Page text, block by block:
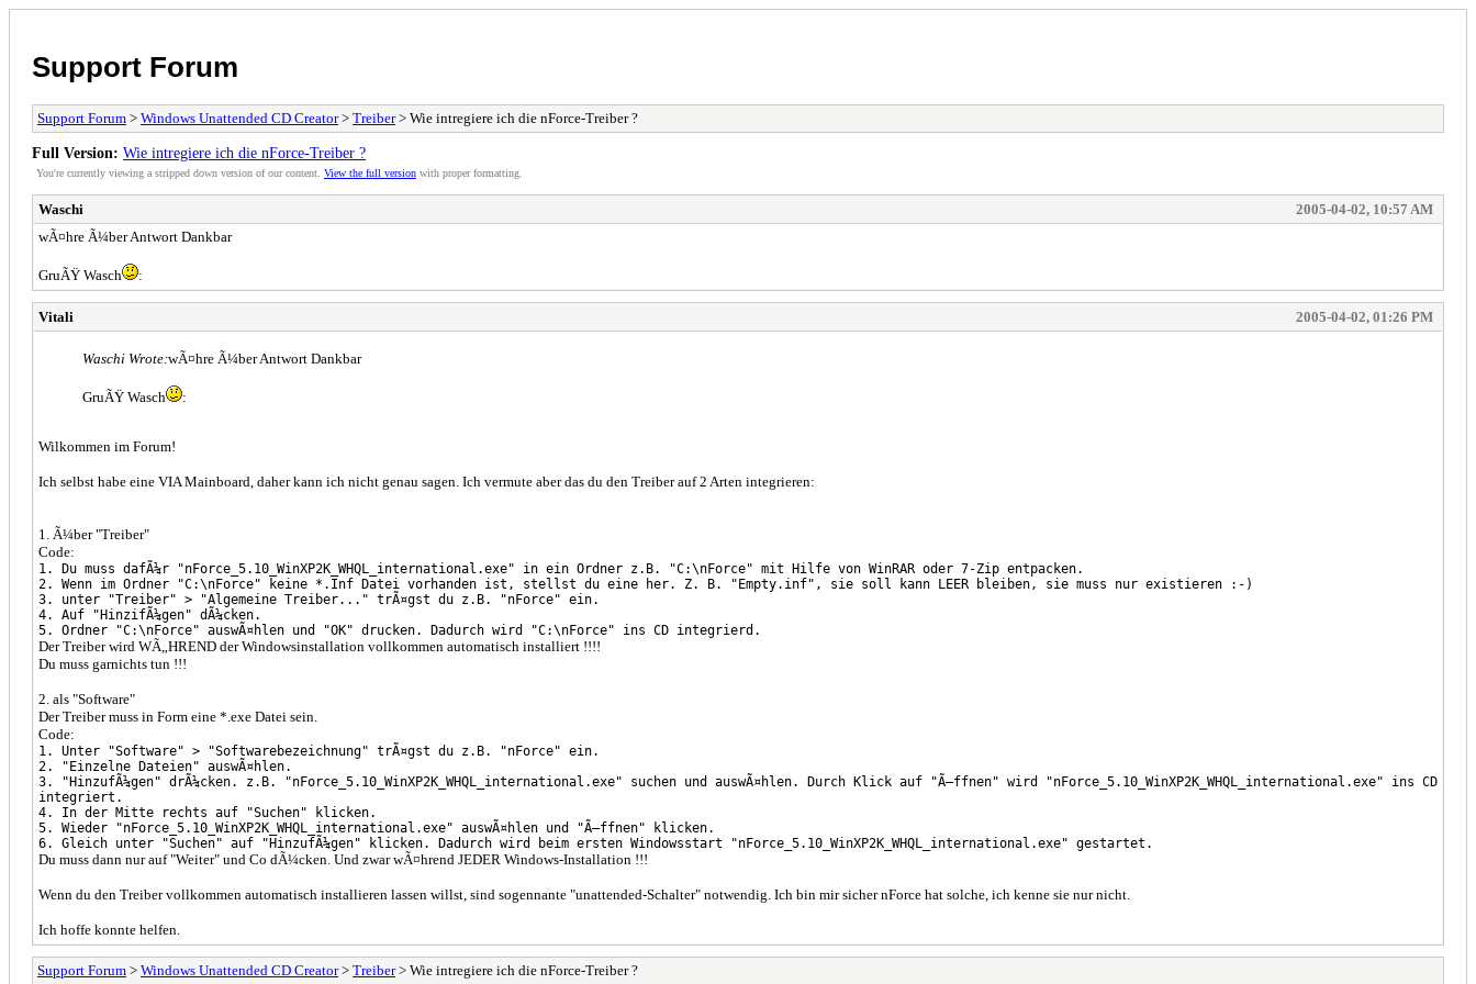
Support Forum
Support Forum > Windows Unattended CD Creator> Treiber> Wie intregiere ich die nForce-Treiber ?
Full Version: Wie intregiere ich die nForce-Treiber ?
You're currently viewing a stripped down version of our content. View the full version with proper formatting.
Waschi
2005-04-02, 10:57 AM
wÃ¤hre Ã¼ber Antwort Dankbar
GruÃŸ Wasch :
Vitali 2005-04-02, 01:26 PM
Waschi Wrote:wÃ¤hre Ã¼ber Antwort Dankbar
GruÃŸ Wasch :
Wilkommen im Forum!
Ich selbst habe eine VIA Mainboard, daher kann ich nicht genau sagen. Ich vermute aber das du den Treiber auf 2 Arten integrieren:
1. Ã¼ber "Treiber"
Code:
1. Du muss dafÃ¼r "nForce_5.10_WinXP2K_WHQL_international.exe" in ein Ordner z.B. "C:\nForce" mit Hilfe von WinRAR oder 7-Zip entpacken.
2. Wenn im Ordner "C:\nForce" keine *.Inf Datei vorhanden ist, stellst du eine her. Z. B. "Empty.inf", sie soll kann LEER bleiben, sie muss nur existieren :-)
3. unter "Treiber" > "Algemeine Treiber..." trÃ¤gst du z.B. "nForce" ein.
4. Auf "HinzifÃ¼gen" dÃ¼cken.
5. Ordner "C:\nForce" auswÃ¤hlen und "OK" drucken. Dadurch wird "C:\nForce" ins CD integrierd.
Der Treiber wird WÃ„HREND der Windowsinstallation vollkommen automatisch installiert !!!!
Du muss garnichts tun !!!
2. als "Software"
Der Treiber muss in Form eine *.exe Datei sein.
Code:
1. Unter "Software" > "Softwarebezeichnung" trÃ¤gst du z.B. "nForce" ein.
2. "Einzelne Dateien" auswÃ¤hlen.
3. "HinzufÃ¼gen" drÃ¼cken. z.B. "nForce_5.10_WinXP2K_WHQL_international.exe" suchen und auswÃ¤hlen. Durch Klick auf "Ã–ffnen" wird "nForce_5.10_WinXP2K_WHQL_international.exe" ins CD
integriert.
4. In der Mitte rechts auf "Suchen" klicken.
5. Wieder "nForce_5.10_WinXP2K_WHQL_international.exe" auswÃ¤hlen und "Ã–ffnen" klicken.
6. Gleich unter "Suchen" auf "HinzufÃ¼gen" klicken. Dadurch wird beim ersten Windowsstart "nForce_5.10_WinXP2K_WHQL_international.exe" gestartet.
Du muss dann nur auf "Weiter" und Co dÃ¼cken. Und zwar wÃ¤hrend JEDER Windows-Installation !!!
Wenn du den Treiber vollkommen automatisch installieren lassen willst, sind sogennante "unattended-Schalter" notwendig. Ich bin mir sicher nForce hat solche, ich kenne sie nur nicht.
Ich hoffe konnte helfen.
Support Forum > Windows Unattended CD Creator> Treiber> Wie intregiere ich die nForce-Treiber ?